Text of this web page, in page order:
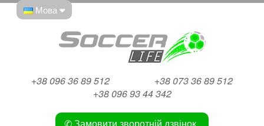
Мова
+38 096 36 89 512
+38 073 36 89 512
+38 096 93 44 342